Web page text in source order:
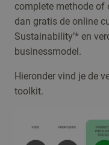
complete methode of
dan gratis de online
Sustainability’* en
businessmodel.
Hieronder vind je de
toolkit.